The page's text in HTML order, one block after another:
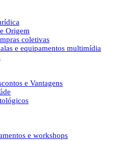
Origem
coletivas
e equipamentos multimídia
e Vantagens
e workshops